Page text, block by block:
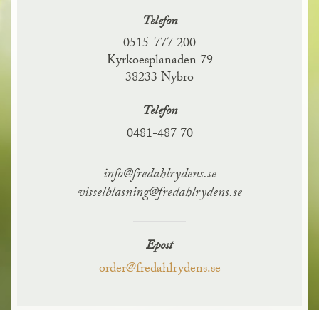
Telefon
0515-777 200
Kyrkoesplanaden 79
38233 Nybro
Telefon
0481-487 70
info@fredahlrydens.se
visselblasning@fredahlrydens.se
Epost
order@fredahlrydens.se